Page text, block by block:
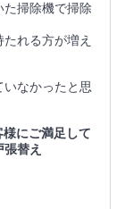
掃除機で掃除
れる方が増え
いなかったと思
にご満足して
替え